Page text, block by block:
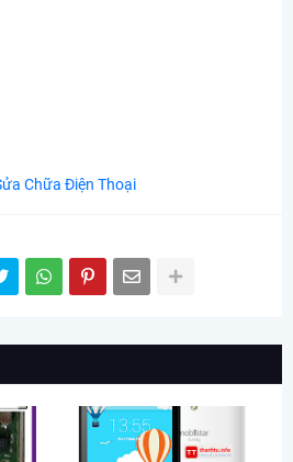
Chữa Điện Thoại